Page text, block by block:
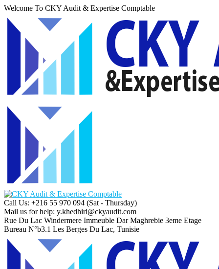
Welcome To CKY Audit & Expertise Comptable
Call Us: +216 55 970 094 (Sat - Thursday)
Mail us for help: y.khedhiri@ckyaudit.com
Rue Du Lac Windermere Immeuble Dar Maghrebie 3eme Etage
Bureau N°b3.1 Les Berges Du Lac, Tunisie